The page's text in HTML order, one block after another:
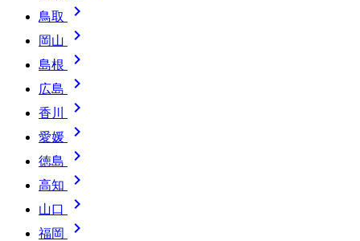
鳥取 
岡山 
島根 
広島 
香川 
愛媛 
徳島 
高知 
山口 
福岡 